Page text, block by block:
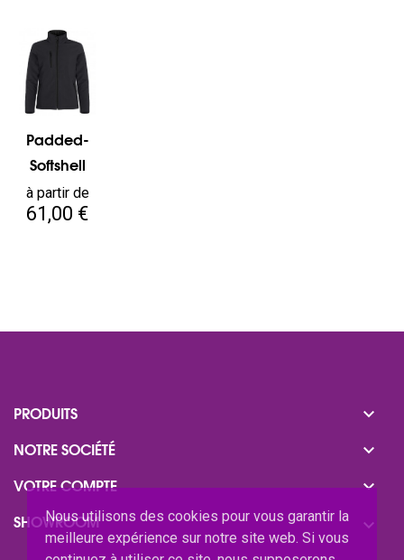
Nous utilisons des cookies pour vous garantir la
meilleure expérience sur notre site web. Si vous
Padded-
Softshell
Prix
à partir de
61,00 €
PRODUITS 
NOTRE SOCIÉTÉ 
VOTRE COMPTE 
SHOWROOM 